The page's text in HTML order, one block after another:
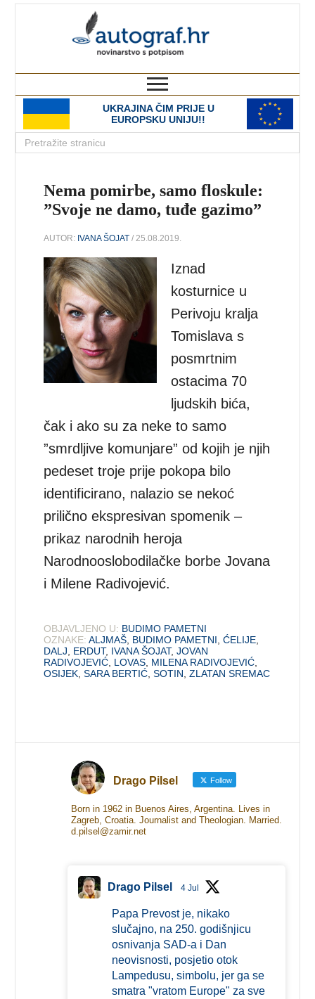
UKRAJINA ČIM PRIJE U
EUROPSKU UNIJU!!
Nema pomirbe, samo floskule:
”Svoje ne damo, tuđe gazimo”
AUTOR: IVANA ŠOJAT / 25.08.2019.
Iznad
kosturnice u
Perivoju kralja
Tomislava s
posmrtnim
ostacima 70
ljudskih bića,
čak i ako su za neke to samo
”smrdljive komunjare” od kojih je njih
pedeset troje prije pokopa bilo
identificirano, nalazio se nekoć
prilično ekspresivan spomenik –
prikaz narodnih heroja
Narodnooslobodilačke borbe Jovana
i Milene Radivojević.
OBJAVLJENO U: BUDIMO PAMETNI
OZNAKE: ALJMAŠ BUDIMO PAMETNI ,ĆELIJE
DALJ
ERDUT, IVANA ŠOJAT,JOVAN
RADIVOJEVIĆ LOVAS MILENA RADIVOJEVIĆ
OSIJEK ,SARA BERTIĆ ,SOTIN ,ZLATAN SREMAC
Drago Pilsel Follow
Born in 1962 in Buenos Aires, Argentina. Lives in
Zagreb, Croatia. Journalist and Theologian. Married.
d.pilsel@zamir.net
Drago Pilsel 4 Jul
Papa Prevost je, nikako
slučajno, na 250. godišnjicu
osnivanja SAD-a i Dan
neovisnosti, posjetio otok
Lampedusu, simbolu, jer ga se
smatra "vratom Europe" za sve